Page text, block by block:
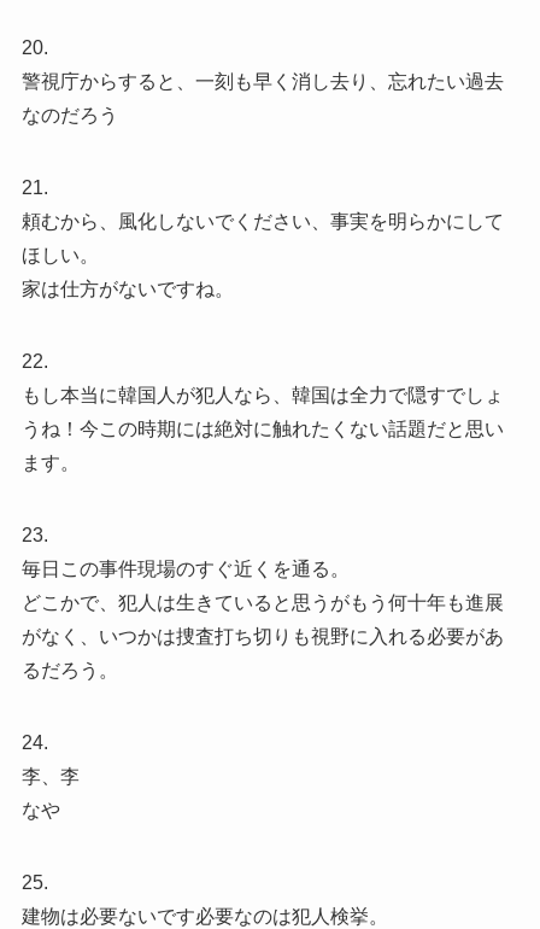
20.
警視庁からすると、一刻も早く消し去り、忘れたい過去
なのだろう
21.
頼むから、風化しないでください、事実を明らかにして
ほしい。
家は仕方がないですね。
22.
もし本当に韓国人が犯人なら、韓国は全力で隠すでしょ
うね！今この時期には絶対に触れたくない話題だと思い
ます。
23.
毎日この事件現場のすぐ近くを通る。
どこかで、犯人は生きていると思うがもう何十年も進展
がなく、いつかは捜査打ち切りも視野に入れる必要があ
るだろう。
24.
李、李
なや
25.
建物は必要ないです必要なのは犯人検挙。